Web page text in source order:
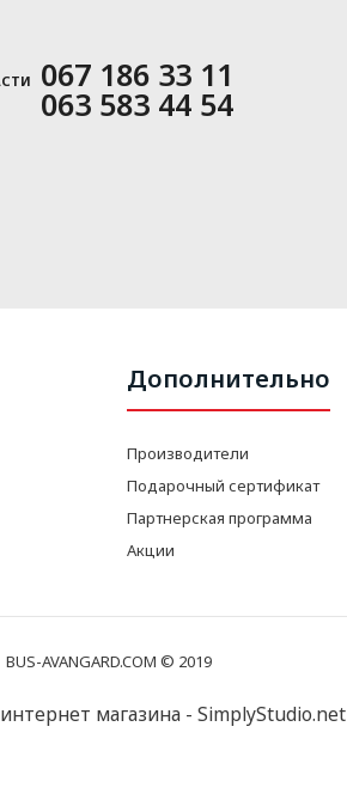
067 186 33 11
063 583 44 54
Дополнительно
Производители
Подарочный сертификат
Партнерская программа
Акции
BUS-AVANGARD.COM © 2019
магазина - SimplyStudio.net